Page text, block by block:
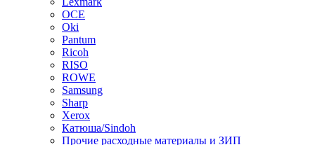
OCE
Oki
Pantum
Ricoh
RISO
ROWE
Samsung
Sharp
Xerox
Катюша/Sindoh
Прочие расходные материалы и ЗИП